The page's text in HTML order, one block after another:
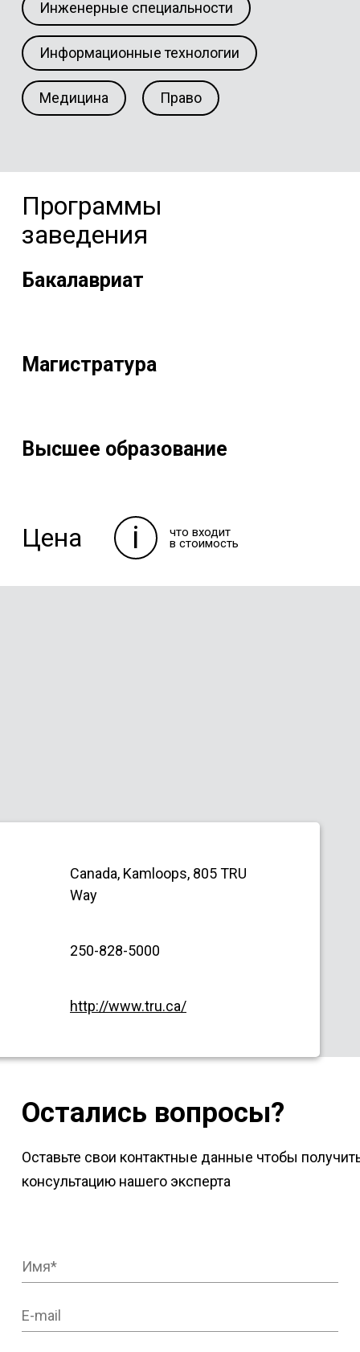
Инженерные специальности
Информационные технологии
Медицина Право
Программы
заведения
Бакалавриат
Магистратура
Высшее образование
Цена i что входит
в стоимость
Canada, Kamloops, 805 TRU
Way
250-828-5000
http://www.tru.ca/
Остались вопросы?
Оставьте свои контактные данные чтобы
консультацию нашего эксперта